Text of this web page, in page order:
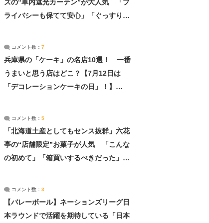
ズの“車内遮光カーテン”が大人気 「プ
ライバシーも保てて安心」「ぐっすり眠
コメント数： 7
兵庫県の「ケーキ」の名店10選！ 一番
うまいと思う店はどこ？【7月12日は
「デコレーションケーキの日」！】
コメント数： 5
「北海道土産としてもセンス抜群」六花
亭の“店舗限定”お菓子が人気 「こんな
の初めて」「箱買いするべきだった」
コメント数： 3
【バレーボール】ネーションズリーグ日
本ラウンドで活躍を期待している「日本